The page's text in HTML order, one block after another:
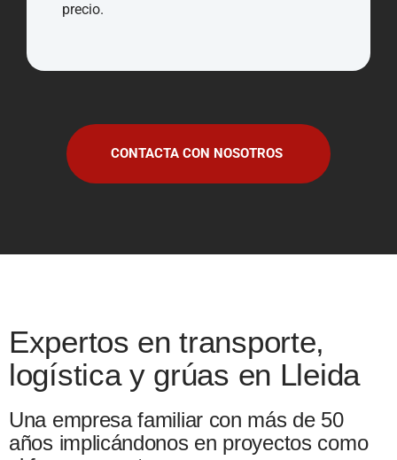
precio.
CONTACTA CON NOSOTROS
Expertos en transporte,
logística y grúas en Lleida
Una empresa familiar con más de 50
años implicándonos en proyectos como